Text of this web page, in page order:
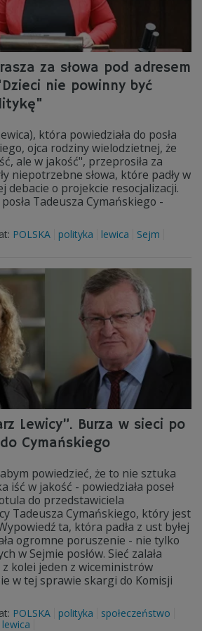
za słowa pod adresem
nie powinny być
która powiedziała do posła
ojca rodziny wielodzietnej, że
ale w jakość", przeprosiła za
niepotrzebne słowa, które padły w
debacie o projekcie resocjalizacji.
Tadeusza Cymańskiego -
POLSKA polityka lewica
Sejm
Lewicy”. Burza w sieci po
Cymańskiego
powiedzieć, że to nie sztuka
iść w jakość - powiedziała poseł
do przedstawiciela
Tadeusza Cymańskiego, który jest
ta, która padła z ust byłej
ogromne poruszenie - nie tylko
w Sejmie posłów. Sieć zalała
kolei jeden z wiceministrów
w tej sprawie skargi do Komisji
POLSKA polityka
społeczeństwo
lewica